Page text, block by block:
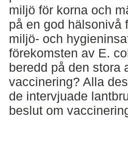
miljö för korna och
på en god hälsonivå
miljö- och
förekomsten av E.
beredd på den stora
vaccinering? Alla
de intervjuade
beslut om